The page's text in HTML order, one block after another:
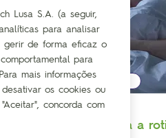
DESCANSO
Conheça a
Lusa S.A. (a seguir,
para analisar
gerir de forma eficaz o
para
mais informações
os cookies ou
concorda com